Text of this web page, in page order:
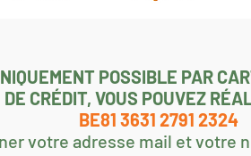
POSSIBLE PAR
CRÉDIT, VOUS POUVEZ
BE81 3631 2791 2324
votre adresse mail et votre